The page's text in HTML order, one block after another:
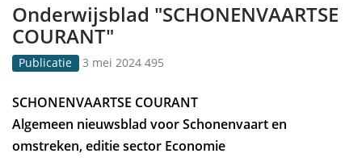
Onderwijsblad "SCHONENVAARTSE
COURANT"
Publicatie 3 mei 2024G
p
u
b
l
4954
5
k
e
e
SCHONENVAARTSE COURANT
Algemeen nieuwsblad voor Schonenvaart en
omstreken, editie sector Economie